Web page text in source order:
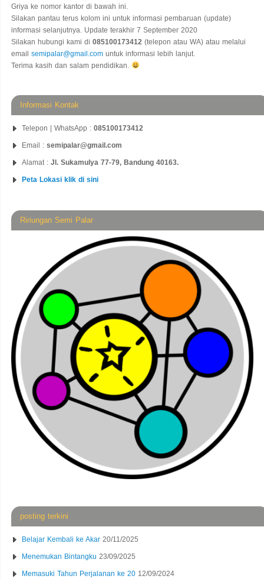
Griya ke nomor kantor di bawah ini.
Silakan pantau terus kolom ini untuk informasi pembaruan (update)
informasi selanjutnya. Update terakhir 7 September 2020
Silakan hubungi kami di 085100173412 (telepon atau WA) atau melalui
email semipalar@gmail.com untuk informasi lebih lanjut.
Terima kasih dan salam pendidikan.
Informasi Kontak
Telepon | WhatsApp : 085100173412
Email : semipalar@gmail.com
Alamat : Jl. Sukamulya 77-79, Bandung 40163.
Peta Lokasi klik di sini
Ririungan Semi Palar
posting terkini
Belajar Kembali ke Akar 20/11/2025
Menemukan Bintangku 23/09/2025
Memasuki Tahun Perjalanan ke 20 12/09/2024